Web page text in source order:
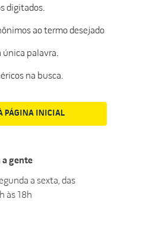
digitados.
ao termo desejado
única palavra.
na busca.
PÁGINA INICIAL
a gente
a sexta, das
às 18h